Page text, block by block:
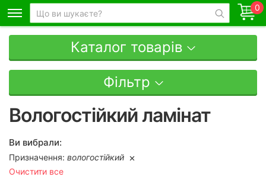
0
Каталог товарів
Фільтр
Вологостійкий ламінат
Ви вибрали:
Призначення: вологостійкий
Очистити все